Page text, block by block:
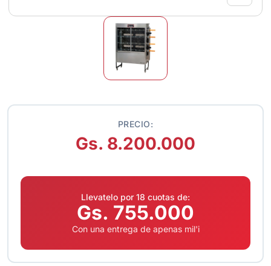
PRECIO:
Gs. 8.200.000
Llevatelo por 18 cuotas de:
Gs. 755.000
Con una entrega de apenas mil'i